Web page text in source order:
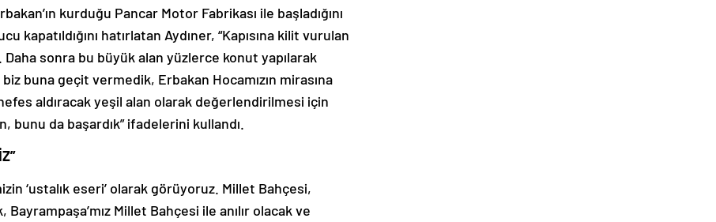
kurduğu Pancar Motor Fabrikası ile başladığını
kapatıldığını hatırlatan Aydıner, “Kapısına kilit vurulan
sonra bu büyük alan yüzlerce konut yapılarak
buna geçit vermedik, Erbakan Hocamızın mirasına
aldıracak yeşil alan olarak değerlendirilmesi için
da başardık” ifadelerini kullandı.
‘ustalık eseri’ olarak görüyoruz. Millet Bahçesi,
Bayrampaşa’mız Millet Bahçesi ile anılır olacak ve